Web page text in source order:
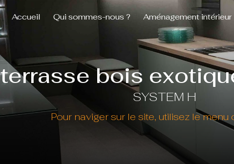
Accueil Qui sommes-nous ? Aménagement intérieur
terrasse bois
SYSTEM H